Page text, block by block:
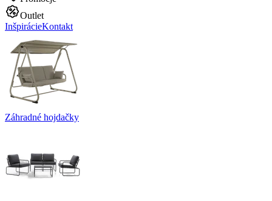
Outlet
InšpirácieKontakt
Záhradné hojdačky